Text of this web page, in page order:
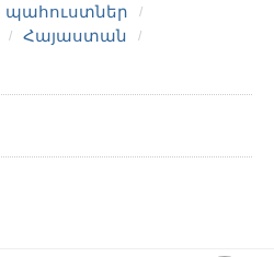
Հայաստան